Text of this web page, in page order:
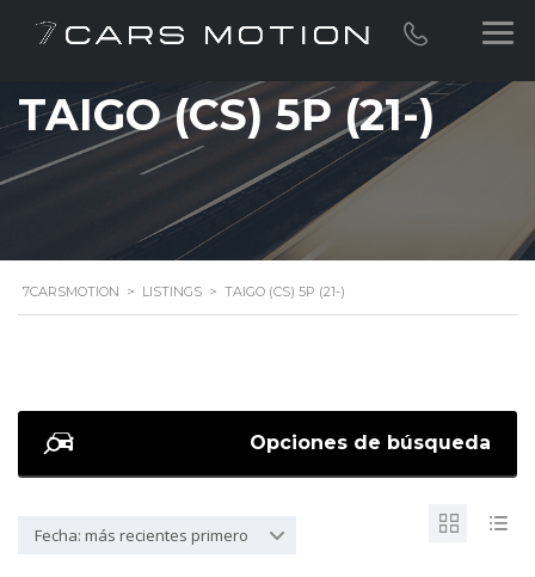
TAIGO (CS) 5P (21-)
7CARSMOTION > LISTINGS > TAIGO (CS) 5P (21-)
Opciones de búsqueda
Fecha: más recientes primero